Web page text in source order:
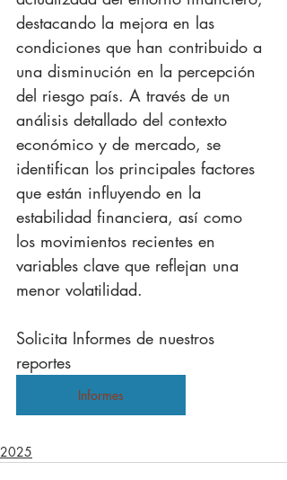
destacando la mejora en las
condiciones que han contribuido a
una disminución en la percepción
del riesgo país. A través de un
análisis detallado del contexto
económico y de mercado, se
identifican los principales factores
que están influyendo en la
estabilidad financiera, así como
los movimientos recientes en
variables clave que reflejan una
menor volatilidad.
Solicita Informes de nuestros
reportes
Informes
2025